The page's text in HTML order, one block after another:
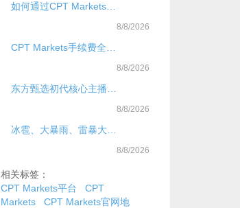
如何通过CPT Markets平台捕捉国际黄金行情？？
8/8/2026
8/8/2026
8/8/2026
8/8/2026
相关标签：
CPT Markets平台
CPT
Markets
CPT Markets官网地